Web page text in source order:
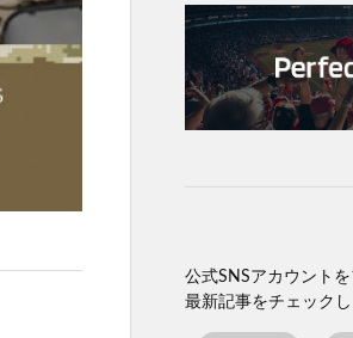
公式SNSアカウント
最新記事をチェックし